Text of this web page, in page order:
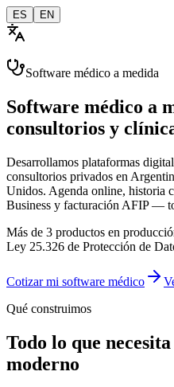
ES EN
Software médico a medida
Software médico a
consultorios y
Desarrollamos plataformas
consultorios privados en
Unidos. Agenda online, historia
Business y facturación AFIP —
Más de 3 productos en
Ley 25.326 de Protección de
Cotizar mi software médico
Qué construimos
Todo lo que
moderno